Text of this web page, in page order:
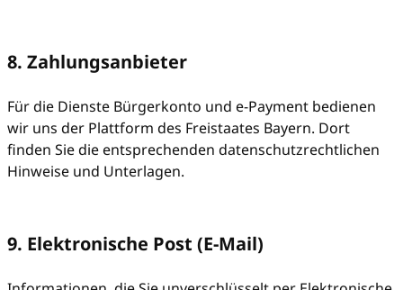
8. Zahlungsanbieter
Für die Dienste Bürgerkonto und e-Payment bedienen
wir uns der Plattform des Freistaates Bayern. Dort
finden Sie die entsprechenden datenschutzrechtlichen
Hinweise und Unterlagen.
9. Elektronische Post (E-Mail)